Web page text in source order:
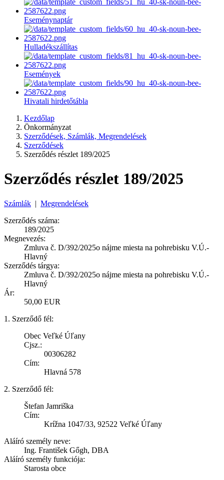
Eseménynaptár
Hulladékszállítas
Események
Hivatali hirdetőtábla
Kezdőlap
Önkormányzat
Szerződések, Számlák, Megrendelések
Szerződések
Szerződés részlet 189/2025
Szerződés részlet 189/2025
Számlák | Megrendelések
Szerződés száma:
189/2025
Megnevezés:
Zmluva č. D/392/2025o nájme miesta na pohrebisku V.Ú.-
Hlavný
Szerződés tárgya:
Zmluva č. D/392/2025o nájme miesta na pohrebisku V.Ú.-
Hlavný
Ár:
50,00 EUR
1. Szerződő fél:
Obec Veľké Úľany
Cjsz.:
00306282
Cím:
Hlavná 578
2. Szerződő fél:
Štefan Jamriška
Cím:
Krížna 1047/33, 92522 Veľké Úľany
Aláíró személy neve:
Ing. František Gőgh, DBA
Aláíró személy funkciója:
Starosta obce